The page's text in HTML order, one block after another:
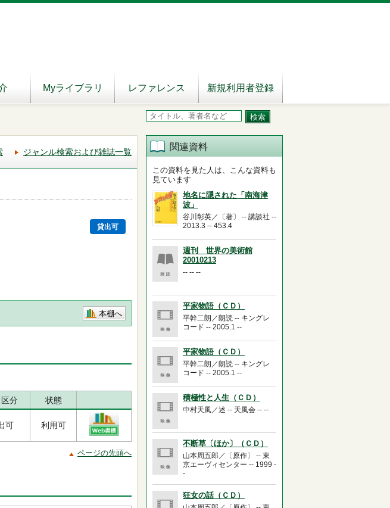
Myライブラリ レファレンス 新規利用者登録
ジャンル検索および雑誌一覧
貸出可
本棚へ
分 状態
可 利用可
ページの先頭へ
関連資料
この資料を見た人は、こんな資料も
見ています
地名に隠された「南海津
波」
谷川彰英／〔著〕 -- 講談社 --
2013.3 -- 453.4
週刊 世界の美術館
20010213
-- -- --
平家物語（ＣＤ）
平幹二朗／朗読 -- キングレ
コード -- 2005.1 --
平家物語（ＣＤ）
平幹二朗／朗読 -- キングレ
コード -- 2005.1 --
積極性と人生（ＣＤ）
中村天風／述 -- 天風会 -- --
不断草〔ほか〕（ＣＤ）
山本周五郎／〔原作〕 -- 東
京エーヴィセンター -- 1999 -
-
狂女の話（ＣＤ）